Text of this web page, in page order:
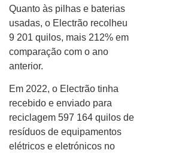
Quanto às pilhas e baterias
usadas, o Electrão recolheu
9 201 quilos, mais 212% em
comparação com o ano
anterior.
Em 2022, o Electrão tinha
recebido e enviado para
reciclagem 597 164 quilos de
resíduos de equipamentos
elétricos e eletrónicos no